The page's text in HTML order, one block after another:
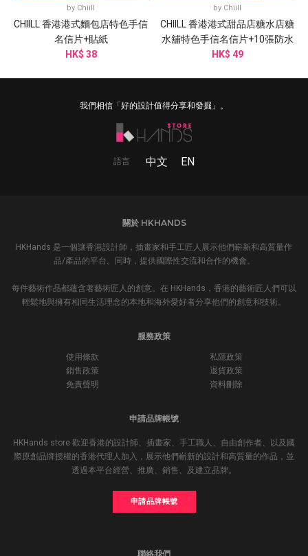
by Chiill
CHIILL 香港港式麵包店特色手信
名信片+貼紙
HK$ 38
by Chiill
CHIILL 香港港式甜品店糖水店糖
水舖特色手信名信片+10張防水
貼紙
HK$ 49
我們相信「好的設計值得分享和發掘」。
語言 中文 EN
關於 HKHANDS
HKHands 是一個讓香港設計師，插畫家和手工匠人展示他們嶄新和高質量作
品/產品的平台。同時，提供國際性交流和合作的機會。
每件藝術作品都蘊含著藝術匠人的創意。在 HKHands，香港的藝術匠人們可以
輕鬆地與擁有相同生活理念的本地和海外愛好者分享他們的創意和技術。
服務政策
使用條款
私隱政策
銷售政策
退貨政策
免責聲明
資料刪除
申請品牌帳號
HKHands store 歡迎香港的設計師、插畫家、手工職人、自由創作者、以及國
際原創品牌授權的香港代理人加入，展示他們嶄新的設計和高質量的作品，並
透過本平台經營、推廣、銷售、及建立品牌。
申請品牌帳號
聯絡我們